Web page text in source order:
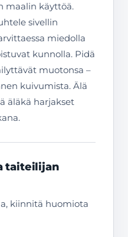
maalin käyttöä.
sivellin
miedolla
kunnolla. Pidä
muotonsa –
kuivumista. Älä
äläkä harjakset
taiteilijan
kiinnitä huomiota